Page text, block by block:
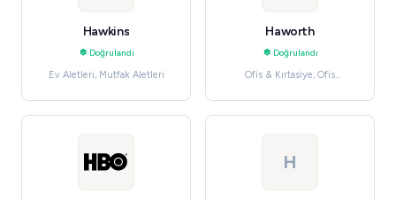
Hawkins
Doğrulandı
Ev Aletleri, Mutfak Aletleri
Haworth
Doğrulandı
Ofis & Kırtasiye, Ofis
H